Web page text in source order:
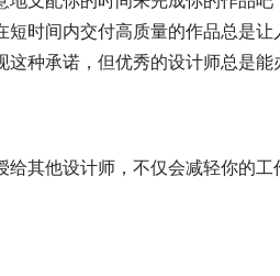
时间内交付高质量的作品总是
种承诺，但优秀的设计师总是能
其他设计师，不仅会减轻你的